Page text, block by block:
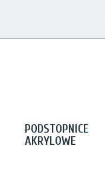
PODSTOPNICE
AKRYLOWE